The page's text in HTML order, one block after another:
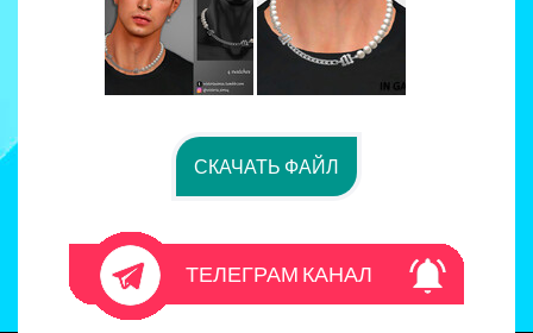
СКАЧАТЬ ФАЙЛ
ТЕЛЕГРАМ КАНАЛ